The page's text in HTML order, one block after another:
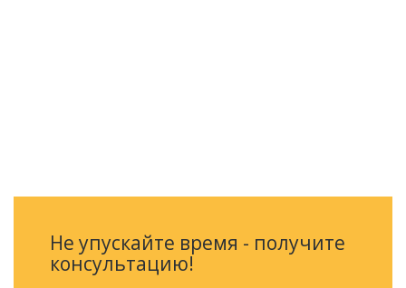
Не упускайте время - получите
консультацию!